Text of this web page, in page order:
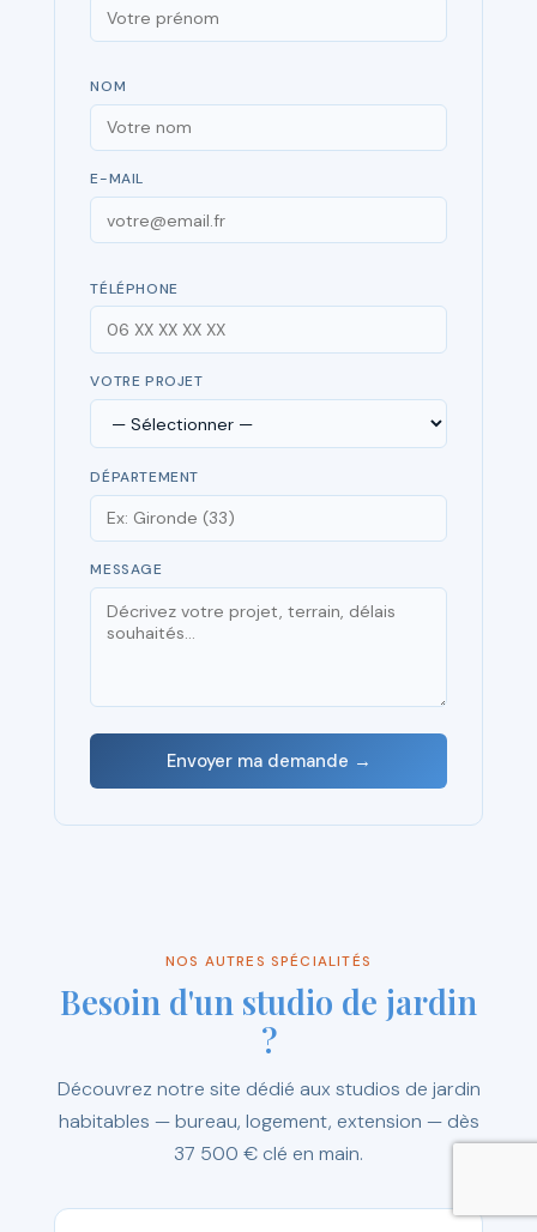
NOM
E-MAIL
TÉLÉPHONE
VOTRE PROJET
DÉPARTEMENT
MESSAGE
Envoyer ma demande →
NOS AUTRES SPÉCIALITÉS
Besoin d'un studio de jardin
?
Découvrez notre site dédié aux studios de jardin
habitables — bureau, logement, extension — dès
37 500 € clé en main.